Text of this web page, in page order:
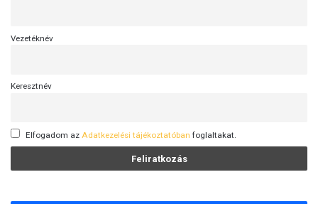
Vezetéknév
Keresztnév
Elfogadom az Adatkezelési tájékoztatóban foglaltakat.